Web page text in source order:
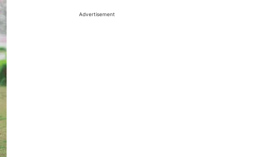
Advertisement